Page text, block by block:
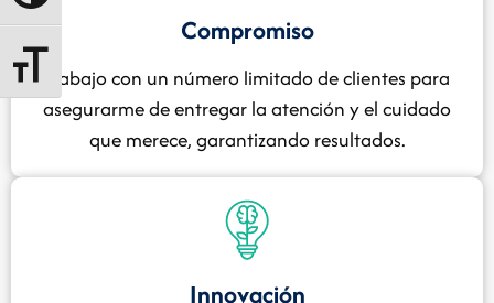
Alternar tamaño de letra
Compromiso
Trabajo con un número limitado de clientes para
asegurarme de entregar la atención y el cuidado
que merece, garantizando resultados.
Innovación